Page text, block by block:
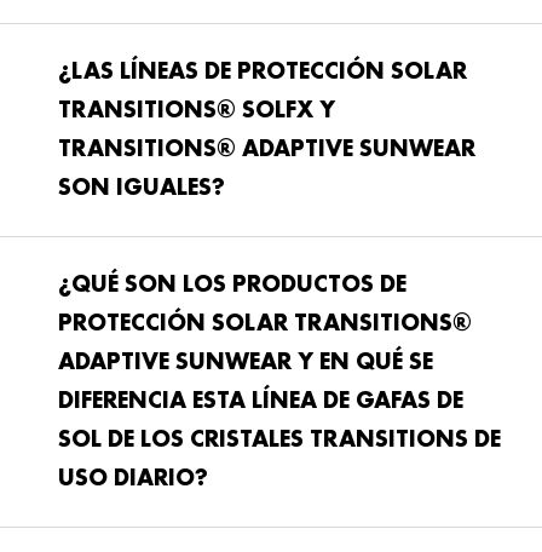
¿LAS LÍNEAS DE PROTECCIÓN SOLAR
TRANSITIONS® SOLFX Y
TRANSITIONS® ADAPTIVE SUNWEAR
SON IGUALES?
¿QUÉ SON LOS PRODUCTOS DE
PROTECCIÓN SOLAR TRANSITIONS®
ADAPTIVE SUNWEAR Y EN QUÉ SE
DIFERENCIA ESTA LÍNEA DE GAFAS DE
SOL DE LOS CRISTALES TRANSITIONS DE
USO DIARIO?